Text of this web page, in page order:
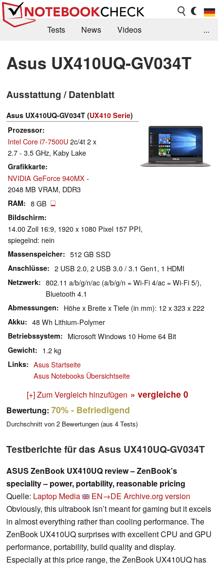
Tests News
Videos
Kaufberatung
Deals Suche
Jobs
Forum
...
Asus UX410UQ-GV034T
Ausstattung / Datenblatt
Asus UX410UQ-GV034T (UX410 Serie)
Prozessor
Intel Core i7-7500U2c/4t 2 x
2.7 - 3.5 GHz, Kaby Lake
Grafikkarte
NVIDIA GeForce 940MX -
2048 MB VRAM, DDR3
RAM 8 GB
Bildschirm
14.00 Zoll 16:9, 1920 x 1080 Pixel 157 PPI,
spiegelnd: nein
Massenspeicher 512 GB SSD
Anschlüsse 2 USB 2.0, 2 USB 3.0 / 3.1 Gen1, 1 HDMI
Netzwerk
802.11 a/b/g/n/ac (a/b/g/n = Wi-Fi 4/ac = Wi-Fi 5/),
Bluetooth 4.1
Abmessungen Höhe x Breite x Tiefe (in mm): 12 x 323 x 222
Akku 48 Wh Lithium-Polymer
Betriebssystem Microsoft Windows 10 Home 64 Bit
Gewicht 1.2 kg
Links
Asus Startseite
Asus Notebooks Übersichtseite
[+] Zum Vergleich hinzufügen » vergleiche 0
Bewertung: 70%- Befriedigend
Durchschnitt von 2 Bewertungen (aus 4 Tests)
Testberichte für das Asus UX410UQ-GV034T
ASUS ZenBook UX410UQ review – ZenBook’s
speciality – power, portability, reasonable pricing
Quelle: Laptop Media EN→DE Archive.org version
Obviously, this ultrabook isn’t meant for gaming but it excels
in almost everything rather than cooling performance. The
ZenBook UX410UQ surprises with excellent CPU and GPU
performance, portability, build quality and display.
Especially at this price range, the ZenBook UX410UQ has